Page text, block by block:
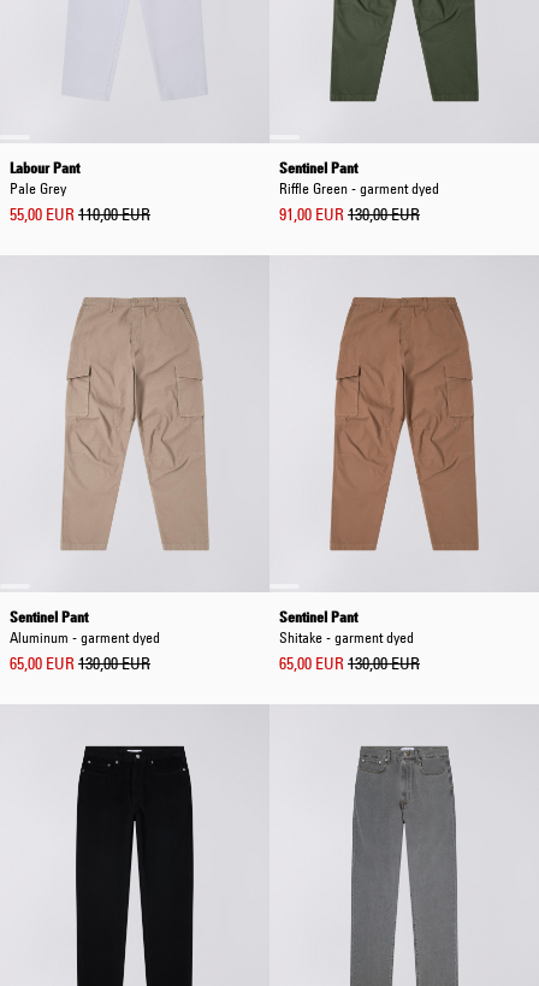
Labour Pant
Pale Grey
55,00 EUR 110,00 EUR
Sentinel Pant
Riffle Green - garment dyed
91,00 EUR 130,00 EUR
Sentinel Pant
Aluminum - garment dyed
65,00 EUR 130,00 EUR
Sentinel Pant
Shitake - garment dyed
65,00 EUR 130,00 EUR